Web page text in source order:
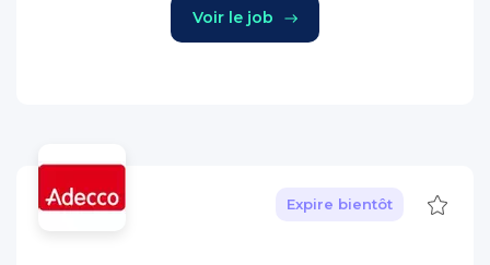
Voir le job
Expire bientôt